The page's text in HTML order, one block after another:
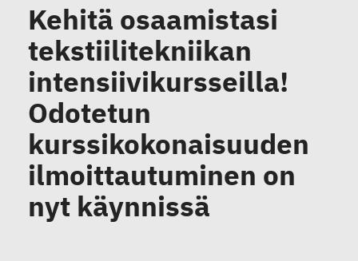
Kehitä osaamistasi
tekstiilitekniikan
intensiivikursseilla!
Odotetun
kurssikokonaisuuden
ilmoittautuminen on
nyt käynnissä